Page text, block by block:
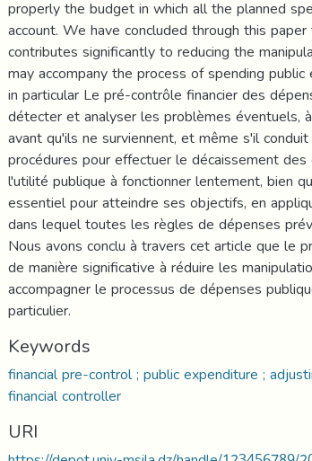
properly the budget in which all the planned
account. We have concluded through this
contributes significantly to reducing the
may accompany the process of spending
in particular Le pré-contrôle financier des
détecter et analyser les problèmes éventuels,
avant qu'ils ne surviennent, et même s'il
procédures pour effectuer le décaissement
l'utilité publique à fonctionner lentement, bien
essentiel pour atteindre ses objectifs, en
dans lequel toutes les règles de dépenses
Nous avons conclu à travers cet article que le
de manière significative à réduire les
accompagner le processus de dépenses
particulier.
Keywords
financial pre-control ; public expenditure ;
financial controller
URI